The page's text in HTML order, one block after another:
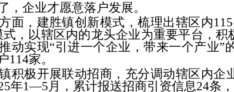
，企业才愿意落户发展。
面，建胜镇创新模式，梳理出辖区内
式，以辖区内的龙头企业为重要平台，
动实现“引进一个企业，带来一个产业
114家。
积极开展联动招商，充分调动辖区内企
年1—5月，累计报送招商引资信息24条